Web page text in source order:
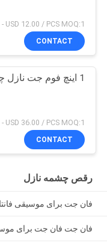
CONTACT
1 اینچ فوم جت نازل چشمه
CONTACT
رقص چشمه نازل
فان جت برای موسیقی
فان جت فان جت برای